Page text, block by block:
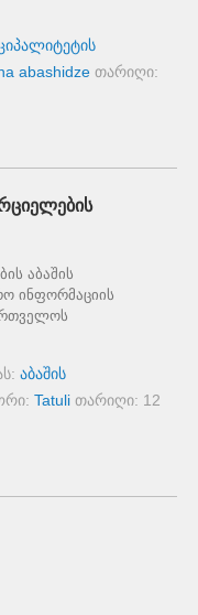
abashidze თარიღი:
აბაშის
ინფორმაციის
აბაშის
Tatuli თარიღი: 12